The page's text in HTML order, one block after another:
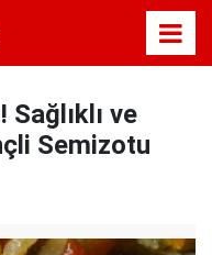
ve
Semizotu